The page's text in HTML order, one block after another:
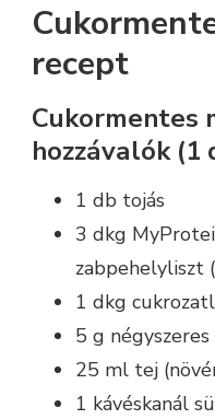
recept
Cukormentes
hozzávalók (1
1 db tojás
3 dkg
zabpehelyliszt (
1 dkg
5 g
25 ml tej
1 kávéskanál